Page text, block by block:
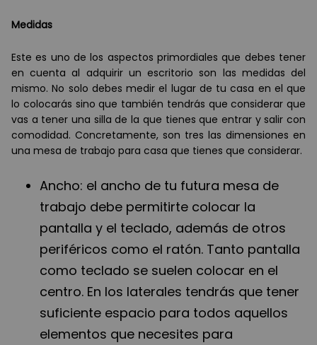
Medidas
Este es uno de los aspectos primordiales que debes tener
en cuenta al adquirir un escritorio son las medidas del
mismo. No solo debes medir el lugar de tu casa en el que
lo colocarás sino que también tendrás que considerar que
vas a tener una silla de la que tienes que entrar y salir con
comodidad. Concretamente, son tres las dimensiones en
una mesa de trabajo para casa que tienes que considerar.
Ancho: el ancho de tu futura mesa de
trabajo debe permitirte colocar la
pantalla y el teclado, además de otros
periféricos como el ratón. Tanto pantalla
como teclado se suelen colocar en el
centro. En los laterales tendrás que tener
suficiente espacio para todos aquellos
elementos que necesites para